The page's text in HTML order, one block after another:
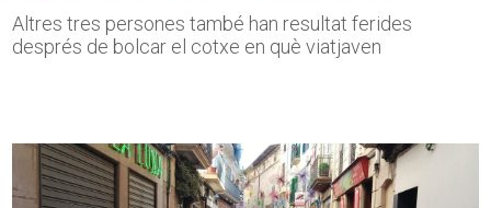
Altres tres persones també han resultat ferides
després de bolcar el cotxe en què viatjaven